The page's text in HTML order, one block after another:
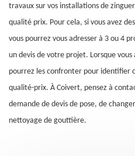
travaux sur vos installations de
qualité prix. Pour cela, si vous avez
vous pourrez vous adresser à 3 ou 4
un devis de votre projet. Lorsque
pourrez les confronter pour identifier
qualité-prix. À Coivert, pensez à
demande de devis de pose, de
nettoyage de gouttière.